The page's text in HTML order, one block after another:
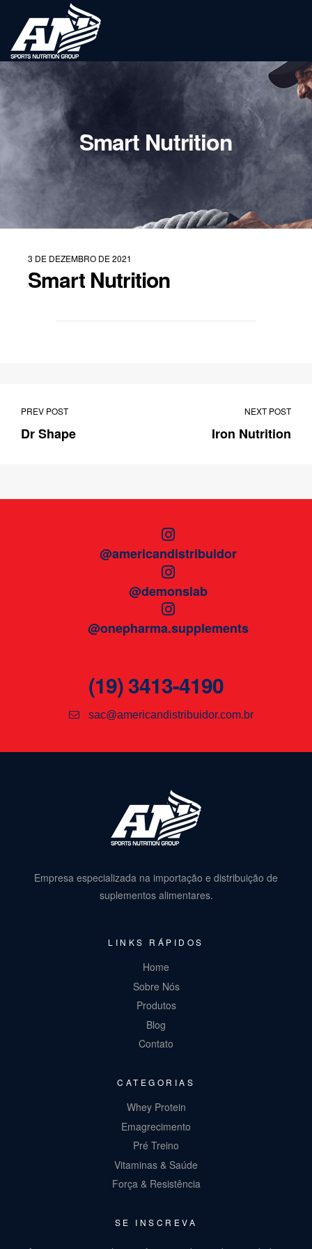
Smart Nutrition
3 DE DEZEMBRO DE 2021
Smart Nutrition
PREV POST
Dr Shape
NEXT POST
Iron Nutrition
@americandistribuidor
@demonslab
@onepharma.supplements
(19) 3413-4190
sac@americandistribuidor.com.br
Empresa especializada na importação e distribuição de
suplementos alimentares.
LINKS RÁPIDOS
Home
Sobre Nós
Produtos
Blog
Contato
CATEGORIAS
Whey Protein
Emagrecimento
Pré Treino
Vitaminas & Saúde
Força & Resistência
SE INSCREVA